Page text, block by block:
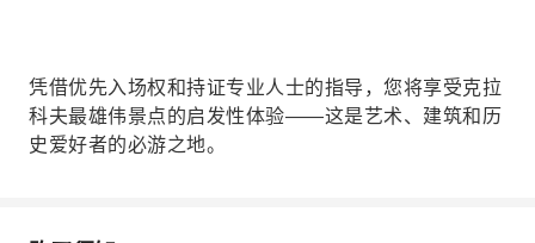
凭借优先入场权和持证专业人士的指导，您将享受克拉
科夫最雄伟景点的启发性体验——这是艺术、建筑和历
史爱好者的必游之地。